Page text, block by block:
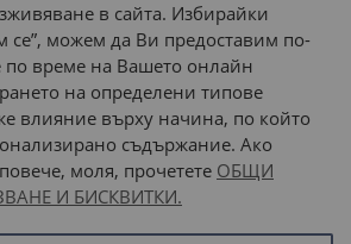
Доставка до адрес с:
или
наш транспорт
в сайта. Избирайки
се”, можем да Ви предоставим по-
време на Вашето онлайн
на определени типове
влияние върху начина, по който
съдържание. Ако
моля, прочетете ОБЩИ
И БИСКВИТКИ.